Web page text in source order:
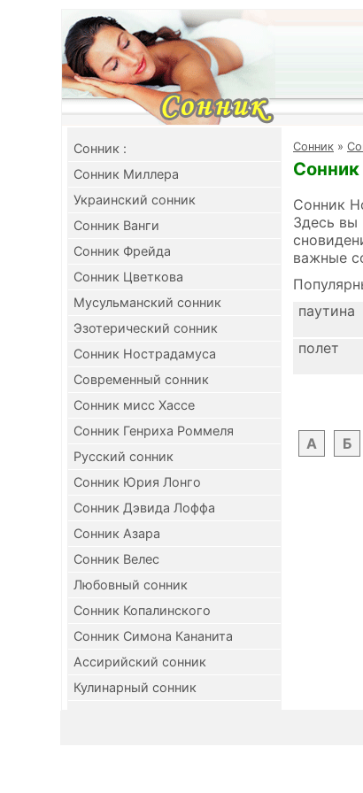
Cонник :
Сонник Миллера
Украинский сонник
Сонник Ванги
Сонник Фрейда
Сонник Цветкова
Мусульманский сонник
Эзотерический сонник
Сонник Нострадамуса
Современный сонник
Сонник мисс Хассе
Сонник Генриха Роммеля
Русский сонник
Сонник Юрия Лонго
Сонник Дэвида Лоффа
Сонник Азара
Сонник Велес
Любовный сонник
Сонник Копалинского
Сонник Симона Кананита
Ассирийский сонник
Кулинарный сонник
Cонник »
Сонник
Здесь вы
важные
паутина
полет
А
Б